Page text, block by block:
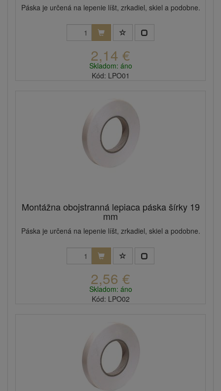
Páska je určená na lepenie líšt, zrkadiel, skiel a podobne.
2,14 €
Skladom: áno
Kód: LPO01
Montážna obojstranná lepiaca páska šírky 19
mm
Páska je určená na lepenie líšt, zrkadiel, skiel a podobne.
2,56 €
Skladom: áno
Kód: LPO02